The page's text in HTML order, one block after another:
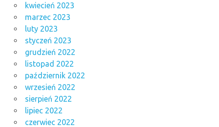
kwiecień 2023
marzec 2023
luty 2023
styczeń 2023
grudzień 2022
listopad 2022
październik 2022
wrzesień 2022
sierpień 2022
lipiec 2022
czerwiec 2022